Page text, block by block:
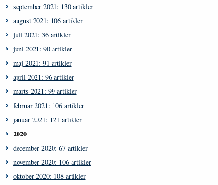
september 2021: 130 artikler
august 2021: 106 artikler
juli 2021: 36 artikler
juni 2021: 90 artikler
maj 2021: 91 artikler
april 2021: 96 artikler
marts 2021: 99 artikler
februar 2021: 106 artikler
januar 2021: 121 artikler
2020
december 2020: 67 artikler
november 2020: 106 artikler
oktober 2020: 108 artikler